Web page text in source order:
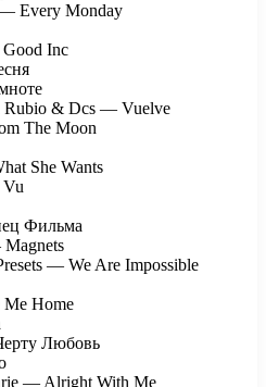
— Every Monday
Inc
Rubio & Dcs — Vuelve
The Moon
She Wants
Фильма
— We Are Impossible
Home
Любовь
— Alright With Me